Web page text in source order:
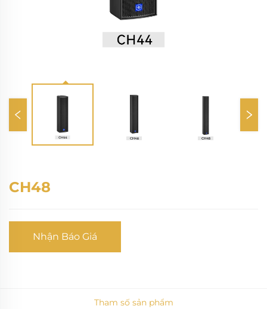
CH48
Nhận Báo Giá
Tham số sản phẩm